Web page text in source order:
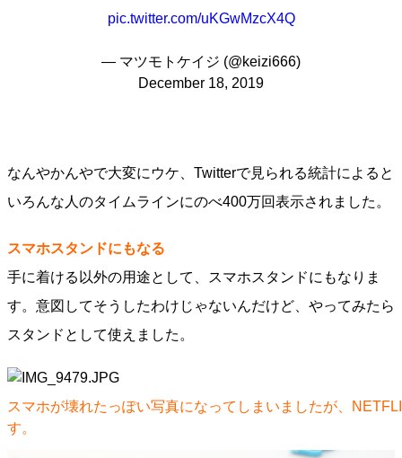
pic.twitter.com/uKGwMzcX4Q
— マツモトケイジ (@keizi666)
December 18, 2019
なんやかんやで大変にウケ、Twitterで見られる統計によると
いろんな人のタイムラインにのべ400万回表示されました。
スマホスタンドにもなる
手に着ける以外の用途として、スマホスタンドにもなりま
す。意図してそうしたわけじゃないんだけど、やってみたら
スタンドとして使えました。
スマホが壊れたっぽい写真になってしまいましたが、
す。